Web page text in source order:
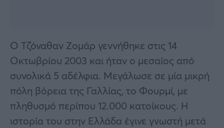
Ο Τζόναθαν Ζομάρ γεννήθηκε στις 14
Οκτωβρίου 2003 και ήταν ο μεσαίος από
συνολικά 5 αδέλφια. Μεγάλωσε σε μία μικρή
πόλη βόρεια της Γαλλίας, το Φουρμί, με
πληθυσμό περίπου 12.000 κατοίκους. Η
ιστορία του στην Ελλάδα έγινε γνωστή μετά